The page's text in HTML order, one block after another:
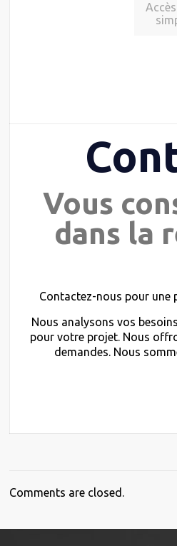
Vous
dans la
Contactez-nous pour une
Nous analysons vos
pour votre projet. Nous
demandes. Nous
Comments are closed.